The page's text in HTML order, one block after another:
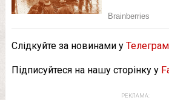
Слідкуйте за новинами у Телеграм
Підписуйтеся на нашу сторінку у
РЕКЛАМА: